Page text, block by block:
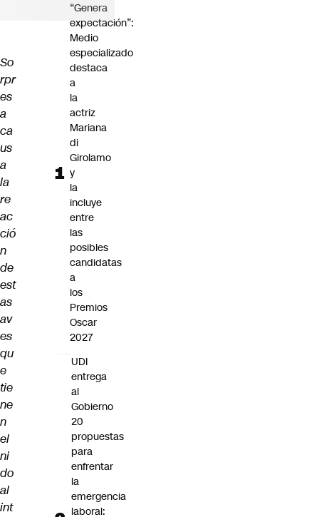
So
rpr
es
a
ca
us
a
la
re
ac
ció
n
de
est
as
av
es
qu
e
tie
ne
n
el
ni
do
al
int
“Genera
expectación”:
Medio
especializado
destaca
a
la
actriz
Mariana
di
Girolamo
y
la
incluye
entre
las
posibles
candidatas
a
los
Premios
Oscar
2027
UDI
entrega
al
Gobierno
20
propuestas
para
enfrentar
la
emergencia
laboral: